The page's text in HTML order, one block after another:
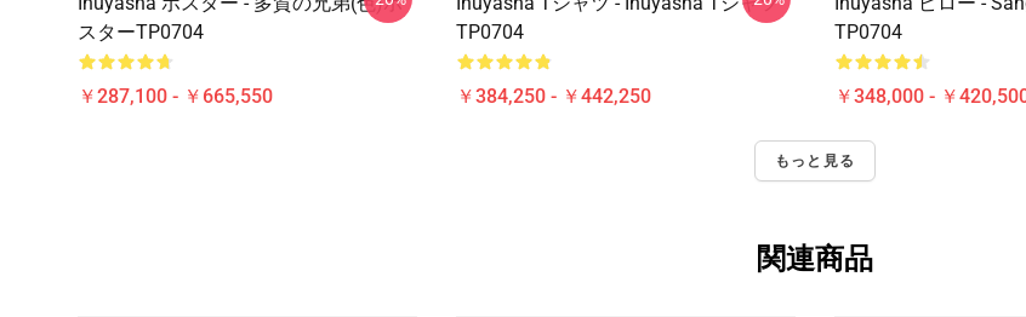
スターTP0704
￥287,100 - ￥665,550
TP0704
￥384,250 - ￥442,250
TP0704
￥348,000 - ￥
もっと見る
関連商品